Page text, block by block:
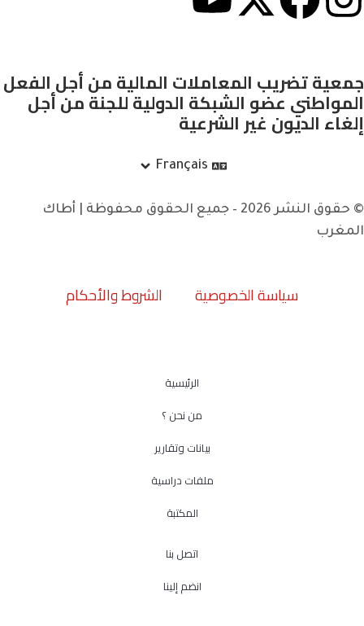
جمعية تضريب المعاملات المالية من أجل الفعل
المواطني عضو الشبكة الدولية للجنة من أجل
إلغاء الديون غير الشرعية
Français
© حقوق النشر 2026 – جميع الحقوق محفوظة | أطاك
المغرب
سياسة الخصوصية الشروط والأحكام
الرئيسية
من نحن ؟
بيانات وتقارير
ملفات دراسية
المكتبة
اتصل بنا
انضم إلينا